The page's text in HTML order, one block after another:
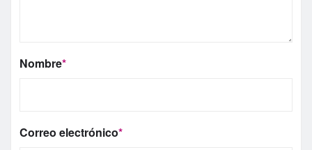
Nombre*
Correo electrónico*